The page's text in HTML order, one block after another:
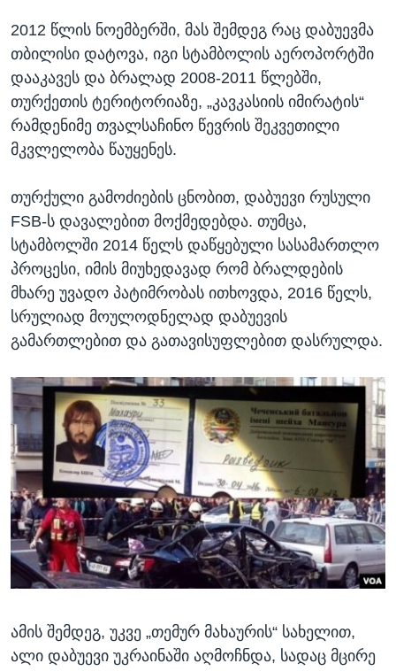
2012 წლის ნოემბერში, მას შემდეგ რაც დაბუევმა
თბილისი დატოვა, იგი სტამბოლის აეროპორტში
დააკავეს და ბრალად 2008-2011 წლებში,
თურქეთის ტერიტორიაზე, „კავკასიის იმირატის“
რამდენიმე თვალსაჩინო წევრის შეკვეთილი
მკვლელობა წაუყენეს.
თურქული გამოძიების ცნობით, დაბუევი რუსული
FSB-ს დავალებით მოქმედებდა. თუმცა,
სტამბოლში 2014 წელს დაწყებული სასამართლო
პროცესი, იმის მიუხედავად რომ ბრალდების
მხარე უვადო პატიმრობას ითხოვდა, 2016 წელს,
სრულიად მოულოდნელად დაბუევის
გამართლებით და გათავისუფლებით დასრულდა.
ამის შემდეგ, უკვე „თემურ მახაურის“ სახელით,
ალი დაბუევი უკრაინაში აღმოჩნდა, სადაც მცირე